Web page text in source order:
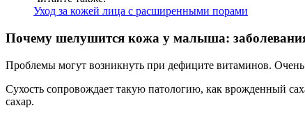
Уход за кожей лица с расширенными порами
Почему шелушится кожа у малыша:
Проблемы могут возникнуть при дефиците витаминов. Очень
Сухость сопровождает такую патологию, как врожденный
сахар.